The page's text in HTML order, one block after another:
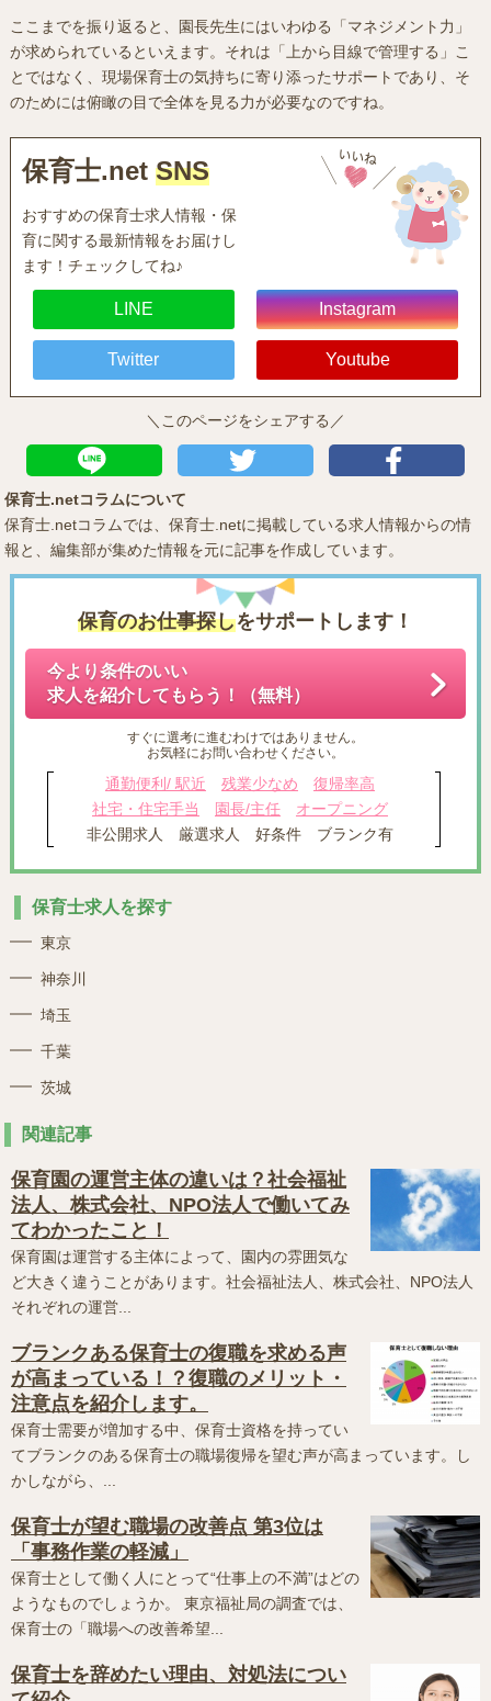
ここまでを振り返ると、園長先生にはいわゆる「マネジメント力」
が求められているといえます。それは「上から目線で管理する」こ
とではなく、現場保育士の気持ちに寄り添ったサポートであり、そ
のためには俯瞰の目で全体を見る力が必要なのですね。
保育士.net SNS
おすすめの保育士求人情報・保
育に関する最新情報をお届けし
ます！チェックしてね♪
LINE Instagram
Twitter Youtube
＼このページをシェアする／
保育士.netコラムについて
保育士.netコラムでは、保育士.netに掲載している求人情報からの情
報と、編集部が集めた情報を元に記事を作成しています。
保育のお仕事探しをサポートします！
今より条件のいい
求人を紹介してもらう！（無料）
すぐに選考に進むわけではありません。
お気軽にお問い合わせください。
通勤便利/ 駅近 残業少なめ
復帰率高
社宅・住宅手当
園長/主任
オープニング
非公開求人
厳選求人 好条件 ブランク有
保育士求人を探す
東京
神奈川
埼玉
千葉
茨城
関連記事
保育園の運営主体の違いは？社会福祉
法人、株式会社、NPO法人で働いてみ
てわかったこと！
保育園は運営する主体によって、園内の雰囲気な
ど大きく違うことがあります。社会福祉法人、株式会社、NPO法人
それぞれの運営...
ブランクある保育士の復職を求める声
が高まっている！？復職のメリット・
注意点を紹介します。
保育士需要が増加する中、保育士資格を持ってい
てブランクのある保育士の職場復帰を望む声が高まっています。し
かしながら、...
保育士が望む職場の改善点 第3位は
「事務作業の軽減」
保育士として働く人にとって“仕事上の不満”はどの
ようなものでしょうか。 東京福祉局の調査では、
保育士の「職場への改善希望...
保育士を辞めたい理由、対処法につい